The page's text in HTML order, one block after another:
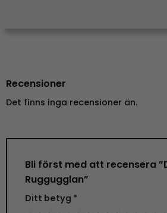
Recensioner
Det finns inga recensioner än.
Bli först med att recensera
Ruggugglan”
Ditt betyg *